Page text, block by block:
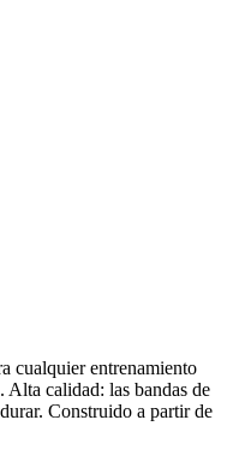
cualquier entrenamiento
Alta calidad: las bandas de
Construido a partir de